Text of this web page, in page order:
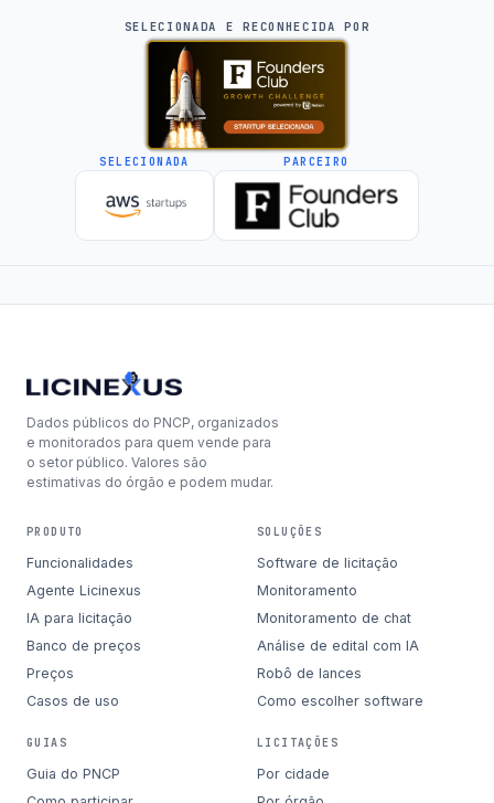
SELECIONADA E RECONHECIDA POR
SELECIONADA PARCEIRO
Dados públicos do PNCP, organizados
e monitorados para quem vende para
o setor público. Valores são
estimativas do órgão e podem mudar.
PRODUTO
Funcionalidades
Agente Licinexus
IA para licitação
Banco de preços
Preços
Casos de uso
SOLUÇÕES
Software de licitação
Monitoramento
Monitoramento de chat
Análise de edital com IA
Robô de lances
Como escolher software
GUIAS
Guia do PNCP
LICITAÇÕES
Por cidade